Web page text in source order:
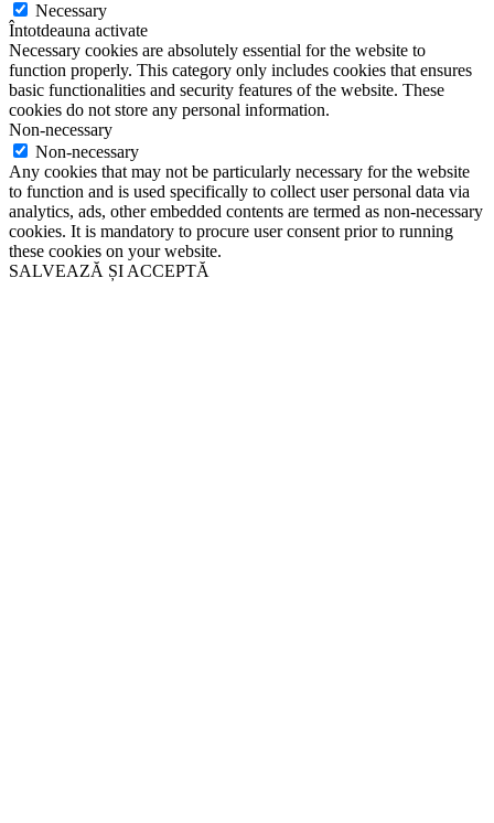
Necessary
Întotdeauna activate
Necessary cookies are absolutely essential for the website to
function properly. This category only includes cookies that ensures
basic functionalities and security features of the website. These
cookies do not store any personal information.
Non-necessary
Non-necessary
Any cookies that may not be particularly necessary for the website
to function and is used specifically to collect user personal data via
analytics, ads, other embedded contents are termed as non-necessary
cookies. It is mandatory to procure user consent prior to running
these cookies on your website.
SALVEAZĂ ȘI ACCEPTĂ